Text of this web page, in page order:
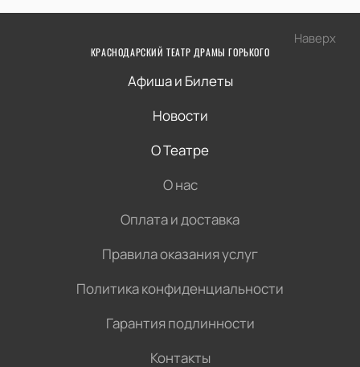
Наверх
КРАСНОДАРСКИЙ ТЕАТР ДРАМЫ ГОРЬКОГО
Афиша и Билеты
Новости
О Театре
О нас
Оплата и доставка
Правила оказания услуг
Политика конфиденциальности
Гарантия подлинности
Контакты